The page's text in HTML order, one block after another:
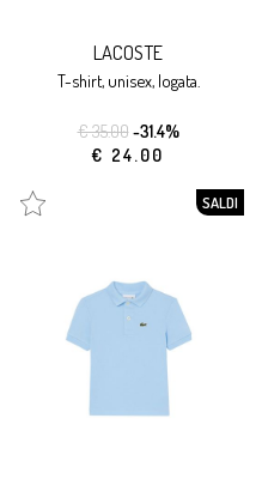
LACOSTE
t-shirt, unisex, logata.
€ 35.00-31.4%
€ 24.00
SALDI